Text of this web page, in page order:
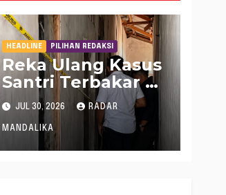
HEADLINE PILIHAN REDAKSI
Reka Ulang Kasus
Santri Terbakar di
Lombok Tengah,
Ada 50 Lebih
Adegan
JUL 30, 2026 RADAR
MANDALIKA